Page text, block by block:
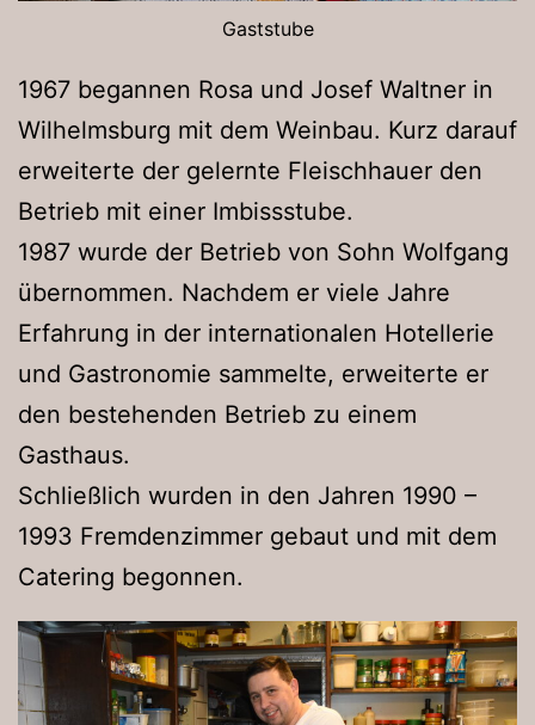
Gaststube
1967 begannen Rosa und Josef Waltner in
Wilhelmsburg mit dem Weinbau. Kurz darauf
erweiterte der gelernte Fleischhauer den
Betrieb mit einer Imbissstube.
1987 wurde der Betrieb von Sohn Wolfgang
übernommen. Nachdem er viele Jahre
Erfahrung in der internationalen Hotellerie
und Gastronomie sammelte, erweiterte er
den bestehenden Betrieb zu einem
Gasthaus.
Schließlich wurden in den Jahren 1990 –
1993 Fremdenzimmer gebaut und mit dem
Catering begonnen.